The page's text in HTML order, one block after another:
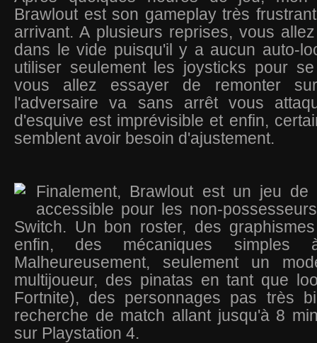
Brawlout est son gameplay très
arrivant. A plusieurs reprises, vous
dans le vide puisqu'il y a aucun auto-
utiliser seulement les joysticks pour
vous allez essayer de remonter
l'adversaire va sans arrêt vous
d'esquive est imprévisible et enfin,
semblent avoir besoin d'ajustement.
Finalement, Brawlout est un jeu de
accessible pour les non-
Switch. Un bon roster, des
enfin, des mécaniques simples
Malheureusement, seulement un
multijoueur, des pinatas en tant que
Fortnite), des personnages pas très
recherche de match allant jusqu'à 8
sur Playstation 4.